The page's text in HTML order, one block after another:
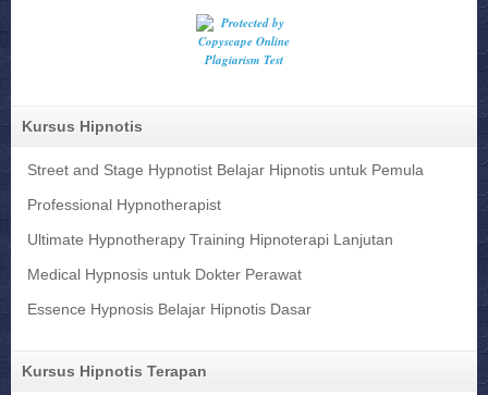
Kursus Hipnotis
Street and Stage Hypnotist Belajar Hipnotis untuk Pemula
Professional Hypnotherapist
Ultimate Hypnotherapy Training Hipnoterapi Lanjutan
Medical Hypnosis untuk Dokter Perawat
Essence Hypnosis Belajar Hipnotis Dasar
Kursus Hipnotis Terapan